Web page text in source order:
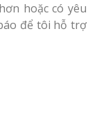
hoặc có yêu
để tôi hỗ trợ